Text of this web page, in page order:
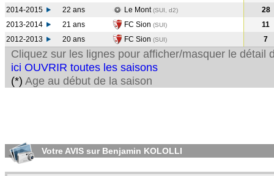
2014-2015
22 ans Le Mont(SUI, d2)
28
2013-2014
21 ans FC Sion (SUI)
11
2012-2013
20 ans FC Sion (SUI) 7
Cliquez sur les lignes pour afficher/masquer le détail
ici OUVRIR toutes les saisons
(*) Age au début de la saison
Votre AVIS sur Benjamin KOLOLLI